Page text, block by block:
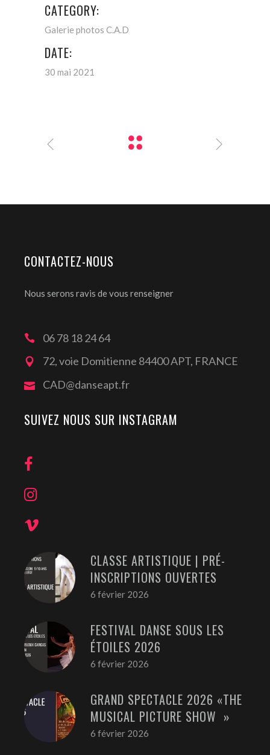
CATEGORY:
Galerie photos C.A.D
DATE:
30 mai 2021
CONTACTEZ-NOUS
Nous serons ravis de vous renseigner
06 78 18 24 64
72, voie Domitienne 84400 APT, FRANCE
CAD@danseapt.fr
SUIVEZ NOUS SUR INSTAGRAM
CLASSE ARTISTIQUE | PRÉ-
INSCRIPTIONS OUVERTES
6 février 2026
FESTIVAL DANSE SOUS LES
ÉTOILES 2026
6 février 2026
GRAND SPECTACLE 2026 «THE
MUSICAL PICTURE SHOW »
6 février 2026